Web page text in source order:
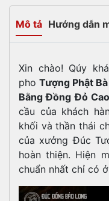
Mô tả Hướng dẫn
Xin chào! Qúy
phoTượng Phật
Bằng Đồng Đỏ
cầu của khách
khối và thần thái
của xưởng Đúc
hoàn thiện. Hiện
chuẩn nhất chỉ có